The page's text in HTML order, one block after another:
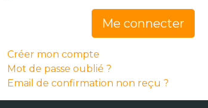
Me connecter
Créer mon compte
Mot de passe oublié ?
Email de confirmation non reçu ?